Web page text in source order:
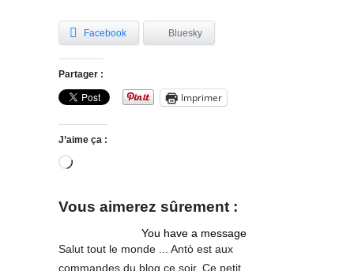
Facebook Bluesky
Partager :
Imprimer
J’aime ça :
Chargement…
Vous aimerez sûrement :
You have a message
Salut tout le monde ... Antò est aux
commandes du blog ce soir. Ce petit…